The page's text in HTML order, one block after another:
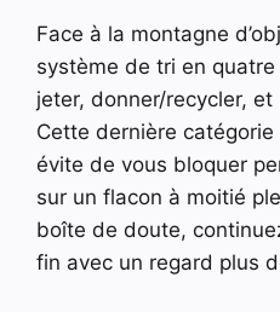
Face à la montagne
système de tri en
jeter, donner/recycler,
Cette dernière
évite de vous bloquer
sur un flacon à moitié
boîte de doute,
fin avec un regard plus